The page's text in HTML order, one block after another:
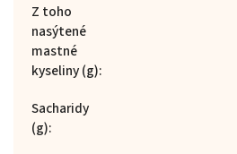
Z toho
nasýtené
mastné
kyseliny (g):
Sacharidy
(g):